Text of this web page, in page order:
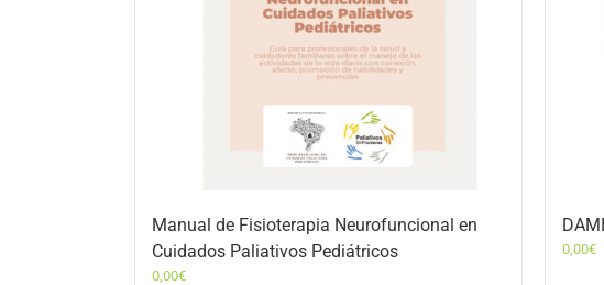
Manual de Fisioterapia Neurofuncional en
Cuidados Paliativos Pediátricos
0,00€
0,00€